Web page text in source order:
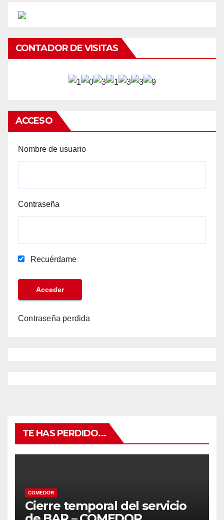
CONTADOR DE VISITAS
ACCESO
Nombre de usuario
Contraseña
Recuérdame
Contraseña perdida
TE HAS PERDIDO...
COMEDOR
Cierre temporal del servicio